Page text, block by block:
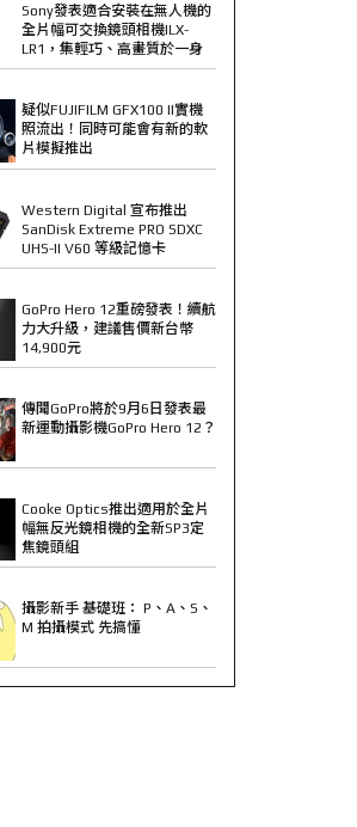
Sony發表適合安裝在無人機的
全片幅可交換鏡頭相機ILX-
LR1，集輕巧、高畫質於一身
疑似FUJIFILM GFX100 II實機
照流出！同時可能會有新的軟
片模擬推出
Western Digital 宣布推出
SanDisk Extreme PRO SDXC
UHS-II V60 等級記憶卡
GoPro Hero 12重磅發表！續航
力大升級，建議售價新台幣
14,900元
傳聞GoPro將於9月6日發表最
新運動攝影機GoPro Hero 12？
Cooke Optics推出適用於全片
幅無反光鏡相機的全新SP3定
焦鏡頭組
攝影新手 基礎班： P、A、S、
M 拍攝模式 先搞懂